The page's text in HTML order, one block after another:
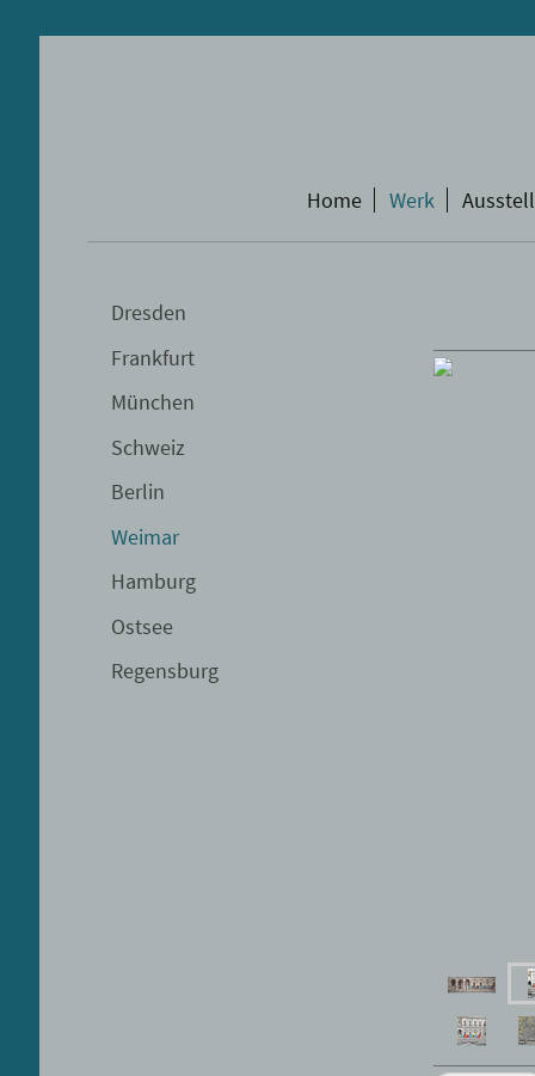
Home Werk
Dresden
Frankfurt
München
Schweiz
Berlin
Weimar
Hamburg
Ostsee
Regensburg